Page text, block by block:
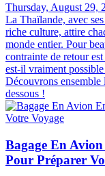
Thursday, August 29,
La Thaïlande, avec
riche culture, attire
monde entier. Pour
contrainte de retour
est-il vraiment
Découvrons
dessous !
Bagage En
Pour Préparer